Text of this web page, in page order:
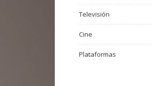
Televisión
Cine
Plataformas